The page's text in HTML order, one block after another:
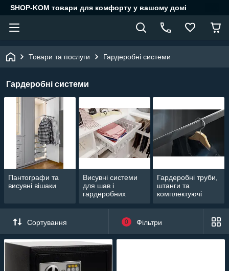
SHOP-KOM товари для комфорту у вашому домі
Товари та послуги Гардеробні системи
Гардеробні системи
Пантографи та
висувні вішаки
Висувні системи
для шав і
гардеробних
Гардеробні труби,
штанги та
комплектуючі
Сортування 0 Фільтри